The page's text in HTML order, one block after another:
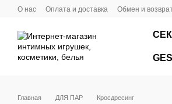
Перейти к основному контенту
О нас Оплата и доставка Обмен и
Главная ДЛЯ ПАР Кросдресинг